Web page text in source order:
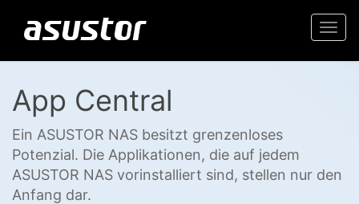
App Central
Ein ASUSTOR NAS besitzt grenzenloses
Potenzial. Die Applikationen, die auf jedem
ASUSTOR NAS vorinstalliert sind, stellen nur den
Anfang dar.